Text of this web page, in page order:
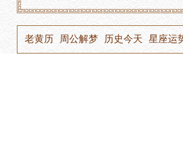
老黄历 周公解梦 历史今天 星座运